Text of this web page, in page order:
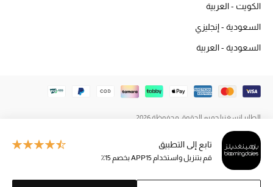
مستحضرات الاستحمام والعناية بالجسم
هدايا
مجموعة الجمال
الجمال في بلوميز
تابع إلى التطبيق
قم بتنزيل واستخدام APP15 بخصم 15٪
الكويت - العربية
السعودية - إنجليزي
السعودية - العربية
الطاير إنسغنيا جميع الحقوق محفوظة 2026